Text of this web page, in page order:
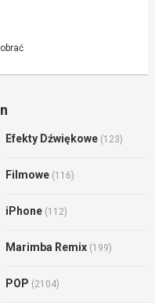
Efekty Dźwiękowe (123)
Filmowe (116)
iPhone (112)
Marimba Remix (199)
POP (2104)